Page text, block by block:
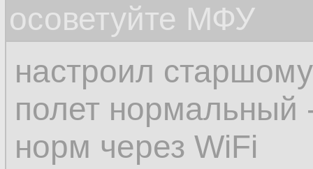
осоветуйте МФУ
настроил
полет нормальный
норм через WiFi